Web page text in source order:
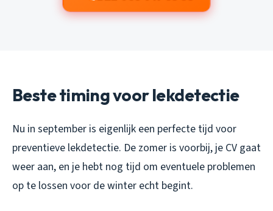
Beste timing voor lekdetectie
Nu in september is eigenlijk een perfecte tijd voor
preventieve lekdetectie. De zomer is voorbij, je CV gaat
weer aan, en je hebt nog tijd om eventuele problemen
op te lossen voor de winter echt begint.